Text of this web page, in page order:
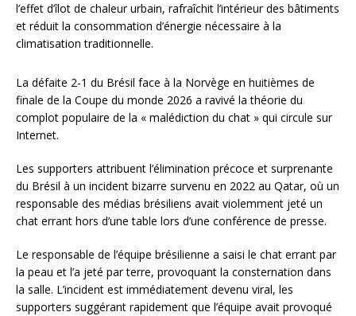
l’effet d’îlot de chaleur urbain, rafraîchit l’intérieur des bâtiments
et réduit la consommation d’énergie nécessaire à la
climatisation traditionnelle.
La défaite 2-1 du Brésil face à la Norvège en huitièmes de
finale de la Coupe du monde 2026 a ravivé la théorie du
complot populaire de la « malédiction du chat » qui circule sur
Internet.
Les supporters attribuent l’élimination précoce et surprenante
du Brésil à un incident bizarre survenu en 2022 au Qatar, où un
responsable des médias brésiliens avait violemment jeté un
chat errant hors d’une table lors d’une conférence de presse.
Le responsable de l’équipe brésilienne a saisi le chat errant par
la peau et l’a jeté par terre, provoquant la consternation dans
la salle. L’incident est immédiatement devenu viral, les
supporters suggérant rapidement que l’équipe avait provoqué